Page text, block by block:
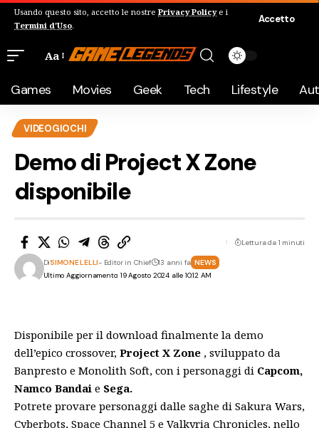
Usando questo sito, accetto le nostre Privacy Policye i
Termini d'Uso.
Accetto
Aa
Games Movies Geek Tech Lifestyle
VIDEOGIOCHI
Demo di Project X Zone
disponibile
Ultimo Aggiornamento: 19 Agosto 2024 alle 10:12 AM
DiSIMONE LELLI- Editor in Chief 13 anni fa NEWS
Lettura da 1 minuti
Disponibile per il download finalmente la demo
dell’epico crossover, Project X Zone , sviluppato da
Banpresto e Monolith Soft, con i personaggi di Capcom,
Namco Bandai e Sega.
Potrete provare personaggi dalle saghe di Sakura Wars,
Cyberbots, Space Channel 5 e Valkyria Chronicles, nello